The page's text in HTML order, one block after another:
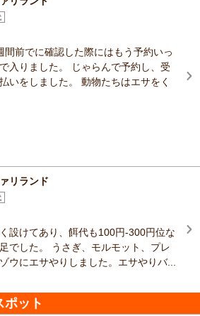
間前でに確認した際にはもう予約いっ
入りました。 じゃらんで予約し、受
いをしました。 動物たちはエサをく
リランド
設けてあり、餌代も100円-300円位な
でした。 うさぎ、モルモット、プレ
ウにエサやりしました。エサやりバ...
ポット